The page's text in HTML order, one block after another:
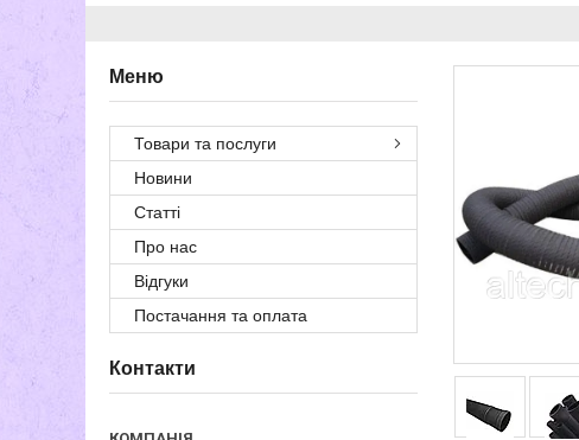
Товари та послуги
Новини
Статті
Про нас
Відгуки
Постачання та оплата
Контакти